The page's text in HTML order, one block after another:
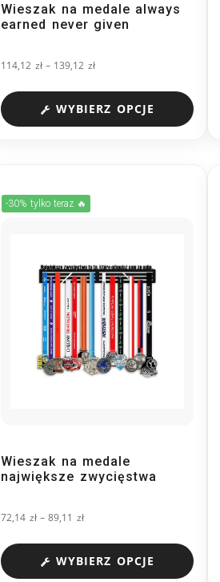
Wieszak na medale always
earned never given
114,12 zł – 139,12 zł
WYBIERZ OPCJE
-30% tylko teraz 🔥
Wieszak na medale
największe zwycięstwa
72,14 zł – 89,11 zł
WYBIERZ OPCJE